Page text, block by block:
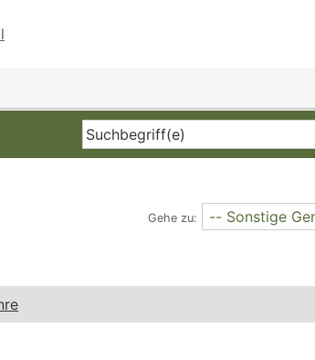
Gehe zu: